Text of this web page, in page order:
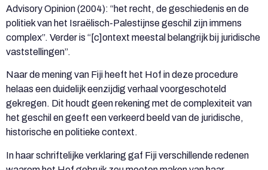
Advisory Opinion (2004): “het recht, de geschiedenis en de
politiek van het Israëlisch-Palestijnse geschil zijn immens
complex”. Verder is “[c]ontext meestal belangrijk bij juridische
vaststellingen”.
Naar de mening van Fiji heeft het Hof in deze procedure
helaas een duidelijk eenzijdig verhaal voorgeschoteld
gekregen. Dit houdt geen rekening met de complexiteit van
het geschil en geeft een verkeerd beeld van de juridische,
historische en politieke context.
In haar schriftelijke verklaring gaf Fiji verschillende redenen